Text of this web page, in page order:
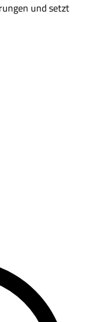
und setzt